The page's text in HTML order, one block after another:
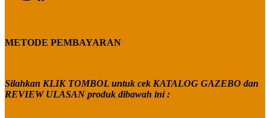
METODE PEMBAYARAN
Silahkan KLIK TOMBOL untuk cek KATALOG GAZEBO dan
REVIEW ULASAN produk dibawah ini :